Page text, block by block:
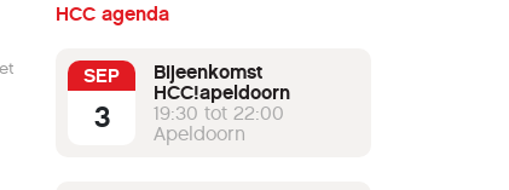
HCC agenda
SEP
3
Bijeenkomst
HCC!apeldoorn
19:30 tot 22:00
Apeldoorn